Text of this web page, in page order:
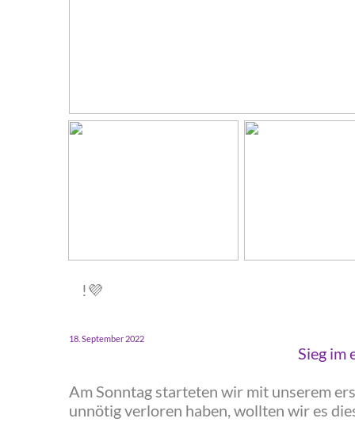
‍ !💜
‍18. September 2022
‍Sieg im
‍Am Sonntag starteten wir mit unserem
unnötig verloren haben, wollten wir es